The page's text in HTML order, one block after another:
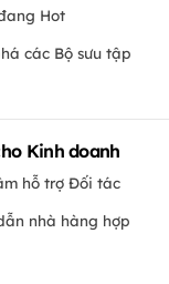
Hot
các Bộ sưu tập
Kinh doanh
hỗ trợ Đối tác
nhà hàng hợp